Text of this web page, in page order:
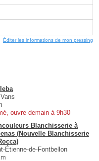
Éditer les informations de mon pressing
Vans
ouvre demain à 9h30
Blanchisserie à
(Nouvelle Blanchisserie
Étienne-de-Fontbellon